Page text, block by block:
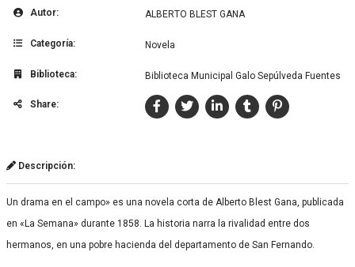
Autor: ALBERTO BLEST GANA
Categoría: Novela
Biblioteca: Biblioteca Municipal Galo Sepúlveda Fuentes
Share:
Descripción:
Un drama en el campo» es una novela corta de Alberto Blest Gana, publicada
en «La Semana» durante 1858. La historia narra la rivalidad entre dos
hermanos, en una pobre hacienda del departamento de San Fernando.